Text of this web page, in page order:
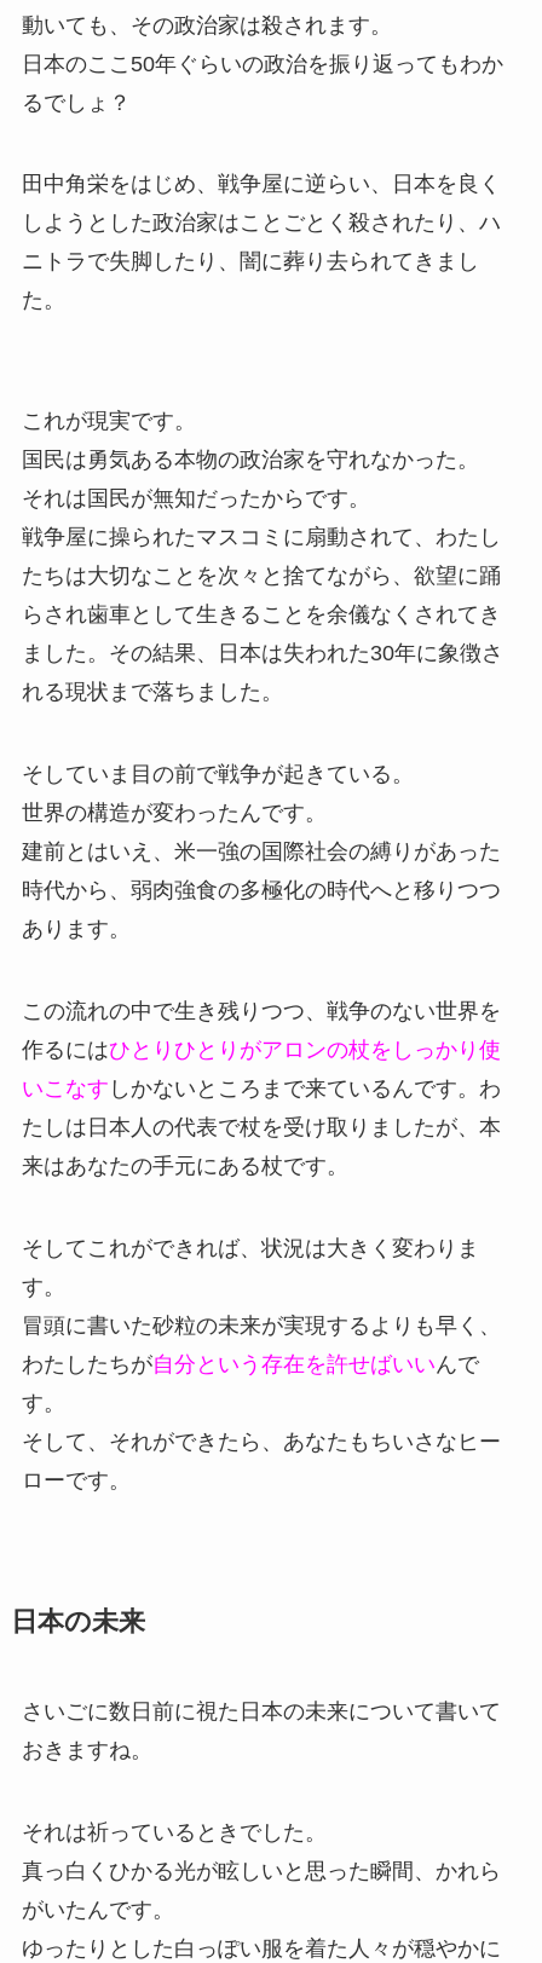
動いても、その政治家は殺されます。
日本のここ50年ぐらいの政治を振り返ってもわか
るでしょ？
田中角栄をはじめ、戦争屋に逆らい、日本を良く
しようとした政治家はことごとく殺されたり、ハ
ニトラで失脚したり、闇に葬り去られてきまし
た。
これが現実です。
国民は勇気ある本物の政治家を守れなかった。
それは国民が無知だったからです。
戦争屋に操られたマスコミに扇動されて、わたし
たちは大切なことを次々と捨てながら、欲望に踊
らされ歯車として生きることを余儀なくされてき
ました。その結果、日本は失われた30年に象徴さ
れる現状まで落ちました。
そしていま目の前で戦争が起きている。
世界の構造が変わったんです。
建前とはいえ、米一強の国際社会の縛りがあった
時代から、弱肉強食の多極化の時代へと移りつつ
あります。
この流れの中で生き残りつつ、戦争のない世界を
作るにはひとりひとりがアロンの杖をしっかり使
いこなす しかないところまで来ているんです。わ
たしは日本人の代表で杖を受け取りましたが、本
来はあなたの手元にある杖です。
そしてこれができれば、状況は大きく変わりま
す。
冒頭に書いた砂粒の未来が実現するよりも早く、
わたしたちが自分という存在を許せばいいんで
す。
そして、それができたら、あなたもちいさなヒー
ローです。
日本の未来
さいごに数日前に視た日本の未来について書いて
おきますね。
それは祈っているときでした。
真っ白くひかる光が眩しいと思った瞬間、かれら
がいたんです。
ゆったりとした白っぽい服を着た人々が穏やかに